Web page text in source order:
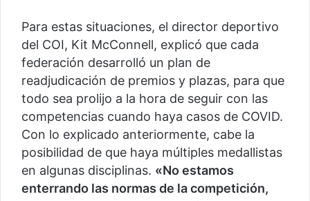
Para estas situaciones, el director deportivo
del COI, Kit McConnell, explicó que cada
federación desarrolló un plan de
readjudicación de premios y plazas, para que
todo sea prolijo a la hora de seguir con las
competencias cuando haya casos de COVID.
Con lo explicado anteriormente, cabe la
posibilidad de que haya múltiples medallistas
en algunas disciplinas. «No estamos
enterrando las normas de la competición,